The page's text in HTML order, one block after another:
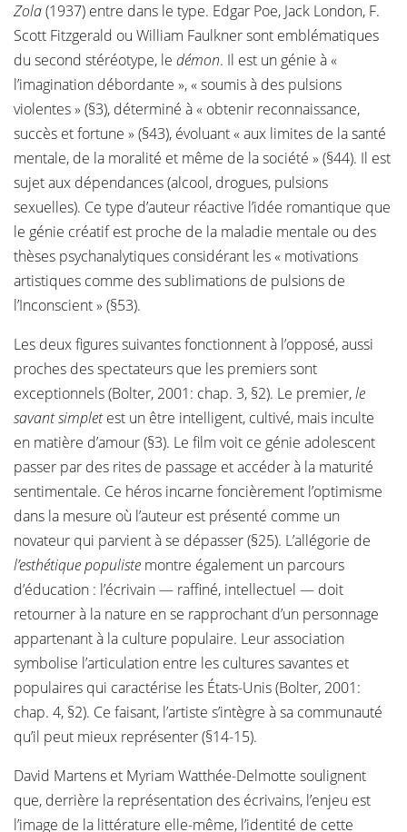
Zola(1937) entre dans le type. Edgar Poe, Jack London, F.
Scott Fitzgerald ou William Faulkner sont emblématiques
du second stéréotype, le démon. Il est un génie à «
l’imagination débordante », « soumis à des pulsions
violentes » (§3), déterminé à « obtenir reconnaissance,
succès et fortune » (§43), évoluant « aux limites de la santé
mentale, de la moralité et même de la société » (§44). Il est
sujet aux dépendances (alcool, drogues, pulsions
sexuelles). Ce type d’auteur réactive l’idée romantique que
le génie créatif est proche de la maladie mentale ou des
thèses psychanalytiques considérant les « motivations
artistiques comme des sublimations de pulsions de
l’Inconscient » (§53).
Les deux figures suivantes fonctionnent à l’opposé, aussi
proches des spectateurs que les premiers sont
exceptionnels (Bolter, 2001: chap. 3, §2). Le premier,le
savant simpletest un être intelligent, cultivé, mais inculte
en matière d’amour (§3). Le film voit ce génie adolescent
passer par des rites de passage et accéder à la maturité
sentimentale. Ce héros incarne foncièrement l’optimisme
dans la mesure où l’auteur est présenté comme un
novateur qui parvient à se dépasser (§25). L’allégorie de
l’esthétique populiste montre également un parcours
d’éducation : l’écrivain — raffiné, intellectuel — doit
retourner à la nature en se rapprochant d’un personnage
appartenant à la culture populaire. Leur association
symbolise l’articulation entre les cultures savantes et
populaires qui caractérise les États-Unis (Bolter, 2001:
chap. 4, §2). Ce faisant, l’artiste s’intègre à sa communauté
qu’il peut mieux représenter (§14-15).
David Martens et Myriam Watthée-Delmotte soulignent
que, derrière la représentation des écrivains, l’enjeu est
l’image de la littérature elle-même, l’identité de cette